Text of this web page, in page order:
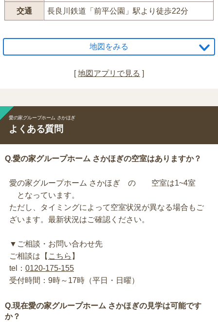
交通 長良川鉄道「前平公園」駅より徒歩22分
地図をみる
[地図アプリで見る ]
愛の家グループホーム さかほぎ
よくある質問
Q.愛の家グループホーム さかほぎの空室はありますか？
愛の家グループホーム さかほぎ の 空室は1~4室
となっています。
ただし、タイミングによって空室状況が異なる場合もご
ざいます。最新状況はご確認ください。
▼ご相談・お問い合わせ先
ご相談は【 こちら 】
tel： 0120-175-155
受付時間：9時～17時（平日・日曜）
Q.現在愛の家グループホーム さかほぎの見学は可能です
か？